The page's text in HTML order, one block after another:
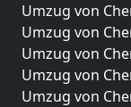
Umzug von
Umzug von
Umzug von
Umzug von
Umzug von